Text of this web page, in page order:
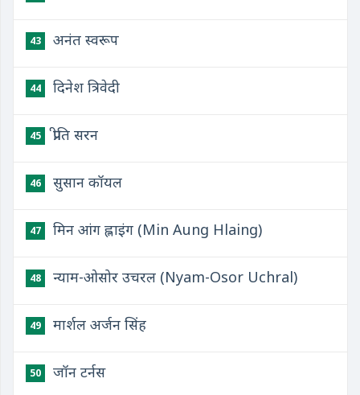
43 अनंत स्वरूप
44 दिनेश त्रिवेदी
45 प्रीति सरन
46 सुसान कॉयल
47 मिन आंग ह्लाइंग (Min Aung Hlaing)
48 न्याम-ओसोर उचरल (Nyam-Osor Uchral)
49 मार्शल अर्जन सिंह
50 जॉन टर्नस